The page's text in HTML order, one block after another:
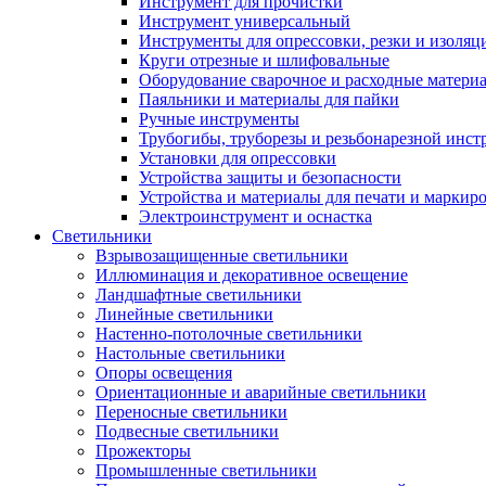
Инструмент универсальный
Инструменты для опрессовки, резки и
Круги отрезные и шлифовальные
Оборудование сварочное и расходные
Паяльники и материалы для пайки
Ручные инструменты
Трубогибы, труборезы и резьбонарезной
Установки для опрессовки
Устройства защиты и безопасности
Устройства и материалы для печати и
Электроинструмент и оснастка
Светильники
Взрывозащищенные светильники
Иллюминация и декоративное освещение
Ландшафтные светильники
Линейные светильники
Настенно-потолочные светильники
Настольные светильники
Опоры освещения
Ориентационные и аварийные светильники
Переносные светильники
Подвесные светильники
Прожекторы
Промышленные светильники